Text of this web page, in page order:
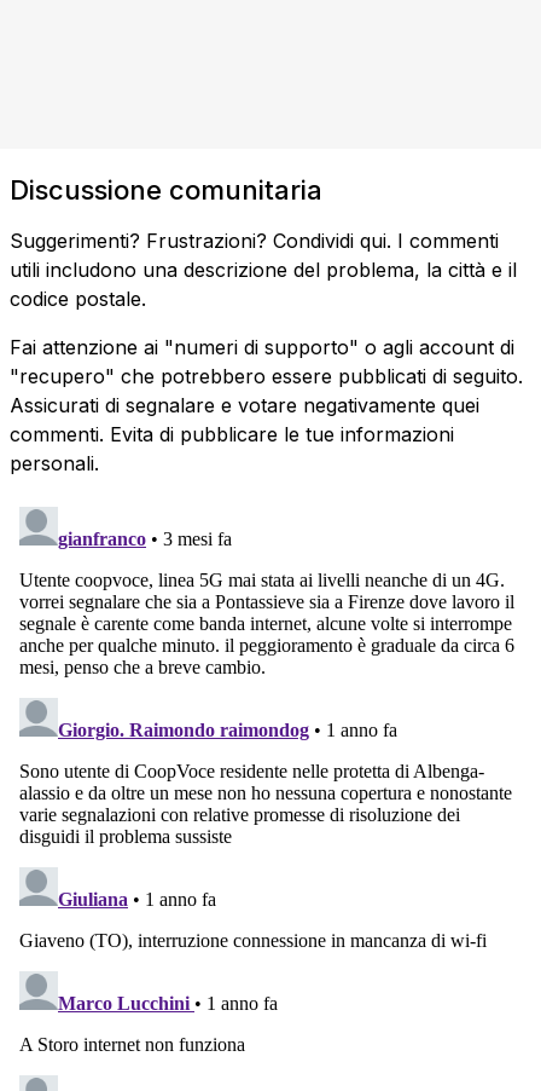
Discussione comunitaria
Suggerimenti? Frustrazioni? Condividi qui. I commenti
utili includono una descrizione del problema, la città e il
codice postale.
Fai attenzione ai "numeri di supporto" o agli account di
"recupero" che potrebbero essere pubblicati di seguito.
Assicurati di segnalare e votare negativamente quei
commenti. Evita di pubblicare le tue informazioni
personali.